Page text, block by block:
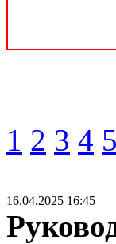
1 2 3 4 5
16.04.2025 16:45